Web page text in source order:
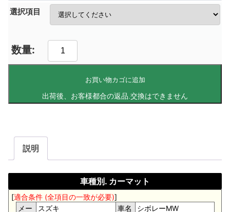
選択項目
お買い物カゴに追加
説明
車種別. カーマット
[適合条件 (全項目の一致が必要)]
メー
スズキ 車名 シボレーMW